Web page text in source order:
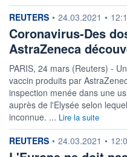
information fournie par
REUTERS • 24.03.2021 •
Coronavirus-Des
AstraZeneca
PARIS, 24 mars (Reuters) -
vaccin produits par
inspection menée dans une
auprès de l'Elysée selon
inconnue. ... Lire la suite
information fournie par
REUTERS • 24.03.2021 •